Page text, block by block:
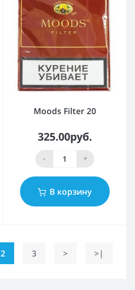
Moods Filter 20
325.00руб.
- +
В корзину
2 3 > >|